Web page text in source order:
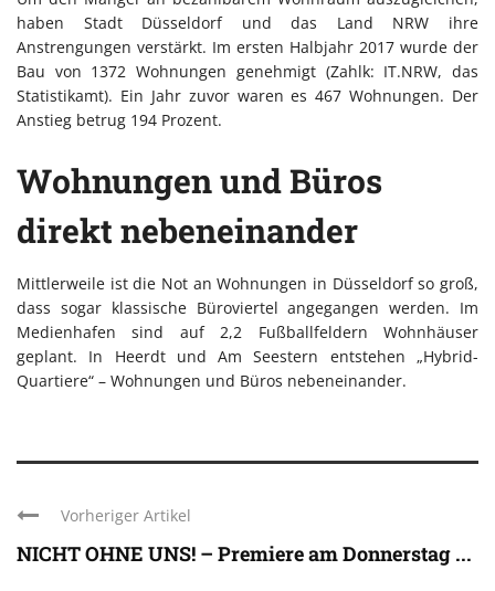
haben Stadt Düsseldorf und das Land NRW ihre
Anstrengungen verstärkt. Im ersten Halbjahr 2017 wurde der
Bau von 1372 Wohnungen genehmigt (Zahlk: IT.NRW, das
Statistikamt). Ein Jahr zuvor waren es 467 Wohnungen. Der
Anstieg betrug 194 Prozent.
Wohnungen und Büros
direkt nebeneinander
Mittlerweile ist die Not an Wohnungen in Düsseldorf so groß,
dass sogar klassische Büroviertel angegangen werden. Im
Medienhafen sind auf 2,2 Fußballfeldern Wohnhäuser
geplant. In Heerdt und Am Seestern entstehen „Hybrid-
Quartiere“ – Wohnungen und Büros nebeneinander.
Vorheriger Artikel
NICHT OHNE UNS! – Premiere am Donnerstag ...